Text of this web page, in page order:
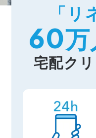
「リ
60
宅配ク